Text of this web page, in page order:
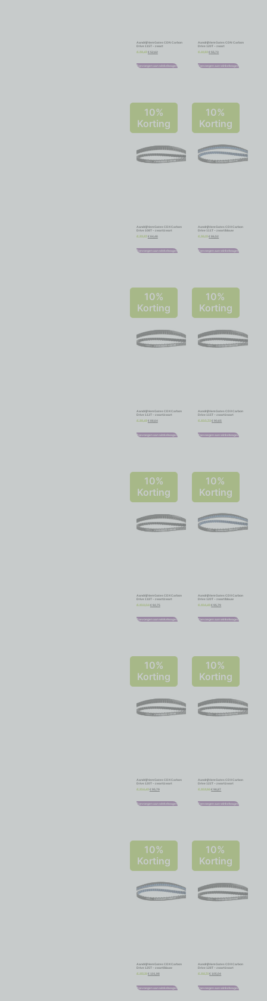
Aandrijfriem Gates CDN Carbon
Drive 115T – zwart
€ 58,47 € 52,62
Toevoegen aan winkelwagen
Aandrijfriem Gates CDN Carbon
Drive 120T – zwart
€ 61,92 € 55,73
Toevoegen aan winkelwagen
10%
Korting
Aandrijfriem Gates CDX Carbon
Drive 108T – zwart/zwart
€ 93,87 € 84,48
Toevoegen aan winkelwagen
10%
Korting
Aandrijfriem Gates CDX Carbon
Drive 111T – zwart/blauw
€ 96,13 € 86,52
Toevoegen aan winkelwagen
10%
Korting
Aandrijfriem Gates CDX Carbon
Drive 113T – zwart/zwart
€ 98,49 € 88,64
Toevoegen aan winkelwagen
10%
Korting
Aandrijfriem Gates CDX Carbon
Drive 115T – zwart/zwart
€ 100,72 € 90,65
Toevoegen aan winkelwagen
10%
Korting
Aandrijfriem Gates CDX Carbon
Drive 118T – zwart/zwart
€ 103,06 € 92,75
Toevoegen aan winkelwagen
10%
Korting
Aandrijfriem Gates CDX Carbon
Drive 120T – zwart/blauw
€ 106,43 € 95,79
Toevoegen aan winkelwagen
10%
Korting
Aandrijfriem Gates CDX Carbon
Drive 120T – zwart/zwart
€ 106,43 € 95,79
Toevoegen aan winkelwagen
10%
Korting
Aandrijfriem Gates CDX Carbon
Drive 122T – zwart/zwart
€109,86 € 98,87
Toevoegen aan winkelwagen
10%
Korting
Aandrijfriem Gates CDX Carbon
Drive 125T – zwart/blauw
€ 113,31 € 101,98
Toevoegen aan winkelwagen
10%
Korting
Aandrijfriem Gates CDX Carbon
Drive 128T – zwart/zwart
€116,71 € 105,04
Toevoegen aan winkelwagen